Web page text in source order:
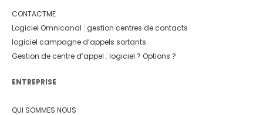
CONTACTME
Logiciel Omnicanal : gestion centres de contacts
logiciel campagne d’appels sortants
Gestion de centre d’appel : logiciel ? Options ?
ENTREPRISE
QUI SOMMES NOUS